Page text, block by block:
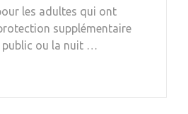
les adultes qui ont
supplémentaire
ou la nuit …